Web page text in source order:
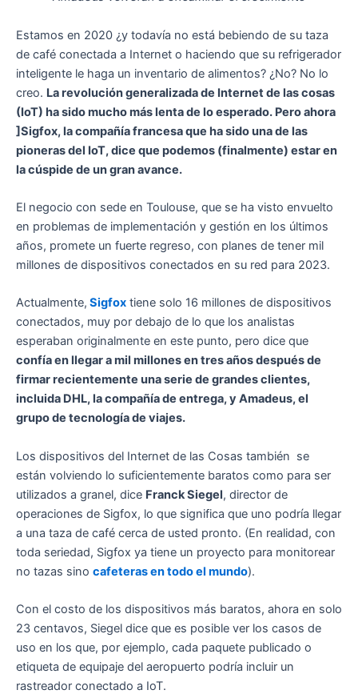
Estamos en 2020 ¿y todavía no está bebiendo de su taza
de café conectada a Internet o haciendo que su refrigerador
inteligente le haga un inventario de alimentos? ¿No? No lo
creo. La revolución generalizada de Internet de las cosas
(IoT) ha sido mucho más lenta de lo esperado. Pero ahora
]Sigfox, la compañía francesa que ha sido una de las
pioneras del IoT, dice que podemos (finalmente) estar en
la cúspide de un gran avance.
El negocio con sede en Toulouse, que se ha visto envuelto
en problemas de implementación y gestión en los últimos
años, promete un fuerte regreso, con planes de tener mil
millones de dispositivos conectados en su red para 2023.
Actualmente, Sigfox tiene solo 16 millones de dispositivos
conectados, muy por debajo de lo que los analistas
esperaban originalmente en este punto, pero dice que
confía en llegar a mil millones en tres años después de
firmar recientemente una serie de grandes clientes,
incluida DHL, la compañía de entrega, y Amadeus, el
grupo de tecnología de viajes.
Los dispositivos del Internet de las Cosas también se
están volviendo lo suficientemente baratos como para ser
utilizados a granel, dice Franck Siegel, director de
operaciones de Sigfox, lo que significa que uno podría llegar
a una taza de café cerca de usted pronto. (En realidad, con
toda seriedad, Sigfox ya tiene un proyecto para monitorear
no tazas sino cafeteras en todo el mundo).
Con el costo de los dispositivos más baratos, ahora en solo
23 centavos, Siegel dice que es posible ver los casos de
uso en los que, por ejemplo, cada paquete publicado o
etiqueta de equipaje del aeropuerto podría incluir un
rastreador conectado a IoT.